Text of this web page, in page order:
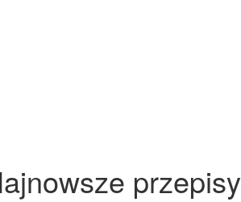
przepisy